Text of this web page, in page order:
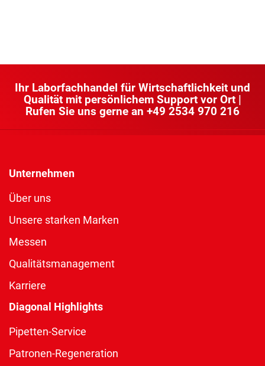
Ihr Laborfachhandel für Wirtschaftlichkeit und
Qualität mit persönlichem Support vor Ort |
Rufen Sie uns gerne an +49 2534 970 216
Unternehmen
Über uns
Unsere starken Marken
Messen
Qualitätsmanagement
Karriere
Diagonal Highlights
Pipetten-Service
Patronen-Regeneration